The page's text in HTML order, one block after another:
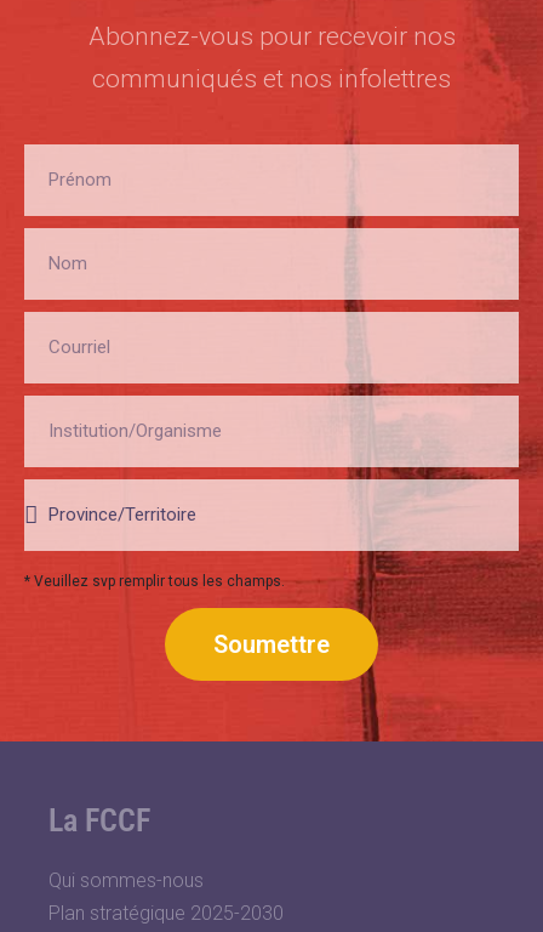
Abonnez-vous pour recevoir nos
communiqués et nos infolettres
* Veuillez svp remplir tous les champs.
Soumettre
La FCCF
Qui sommes-nous
Plan stratégique 2025-2030